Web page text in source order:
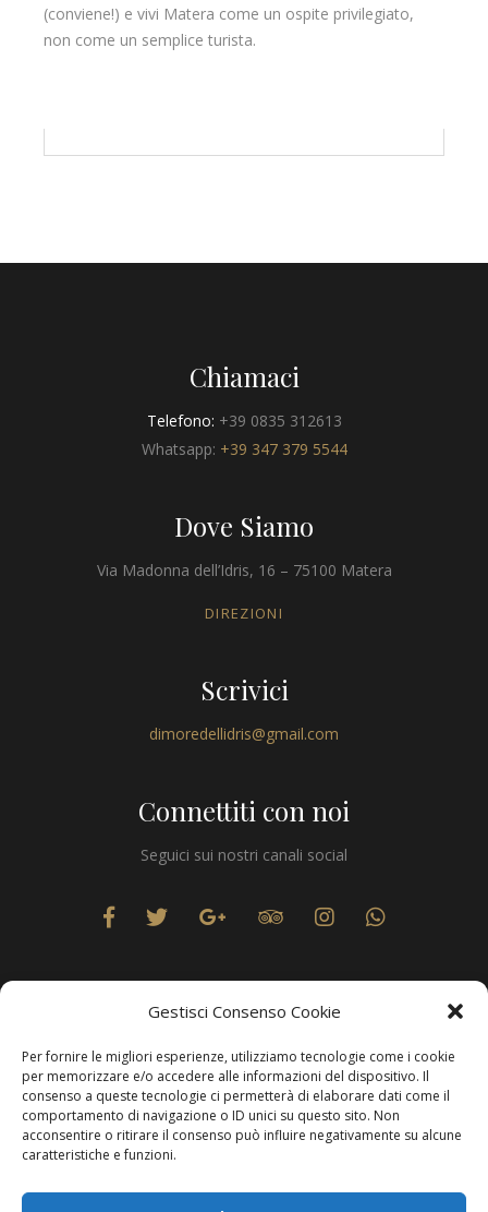
Gestisci Consenso Cookie
Per fornire le migliori esperienze, utilizziamo tecnologie come i cookie
per memorizzare e/o accedere alle informazioni del dispositivo. Il
consenso a queste tecnologie ci permetterà di elaborare dati come il
comportamento di navigazione o ID unici su questo sito. Non
acconsentire o ritirare il consenso può influire negativamente su alcune
caratteristiche e funzioni.
(conviene!) e vivi Matera come un ospite privilegiato,
non come un semplice turista.
Chiamaci
Telefono: +39 0835 312613
Whatsapp: +39 347 379 5544
Dove Siamo
Via Madonna dell’Idris, 16 – 75100 Matera
DIREZIONI
Scrivici
dimoredellidris@gmail.com
Connettiti con noi
Seguici sui nostri canali social
Privacy
Produzione WebResolvis Marketing & Comunicazione